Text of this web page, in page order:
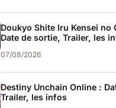
Doukyo Shite Iru Kensei no
Date de sortie, Trailer, les
07/08/2026
Destiny Unchain Online :
Trailer, les infos